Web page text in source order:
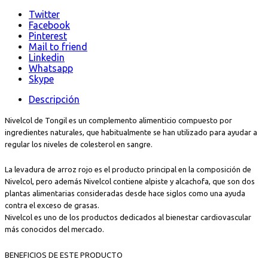
Twitter
Facebook
Pinterest
Mail to friend
Linkedin
Whatsapp
Skype
Descripción
Nivelcol de Tongil es un complemento alimenticio compuesto por
ingredientes naturales, que habitualmente se han utilizado para ayudar a
regular los niveles de colesterol en sangre.
La levadura de arroz rojo es el producto principal en la composición de
Nivelcol, pero además Nivelcol contiene alpiste y alcachofa, que son dos
plantas alimentarias consideradas desde hace siglos como una ayuda
contra el exceso de grasas.
Nivelcol es uno de los productos dedicados al bienestar cardiovascular
más conocidos del mercado.
BENEFICIOS DE ESTE PRODUCTO